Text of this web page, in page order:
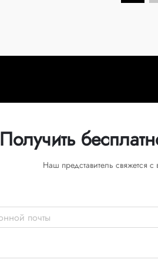
Получить
Наш представитель свяжется